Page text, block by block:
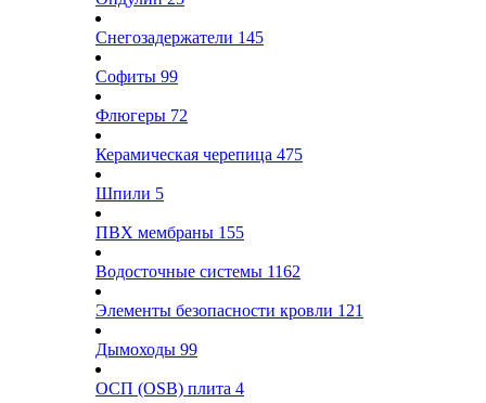
Снегозадержатели 145
Софиты 99
Флюгеры 72
Керамическая черепица 475
Шпили 5
ПВХ мембраны 155
Водосточные системы 1162
Элементы безопасности кровли 121
Дымоходы 99
ОСП (OSB) плита 4